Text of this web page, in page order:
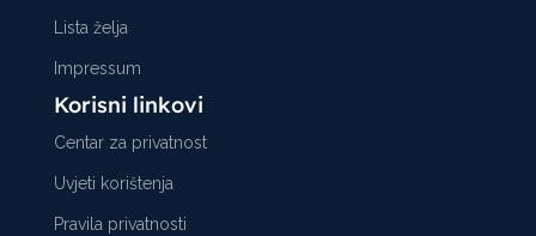
Lista želja
Impressum
Korisni linkovi
Centar za privatnost
Uvjeti korištenja
Pravila privatnosti